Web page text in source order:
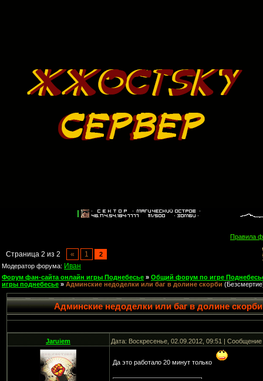
Правила
Страница 2 из 2 « 1
2
Модератор форума: Иван
Форум фан-сайта онлайн игры Поднебесье » Общий форум по игре
игры поднебесье » Админские недоделки или баг в долине скорби
Админские недоделки или баг в долине скорби
Jaruiem Дата: Воскресенье, 02.09.2012, 09:51 |
Да это работало 20 минут только